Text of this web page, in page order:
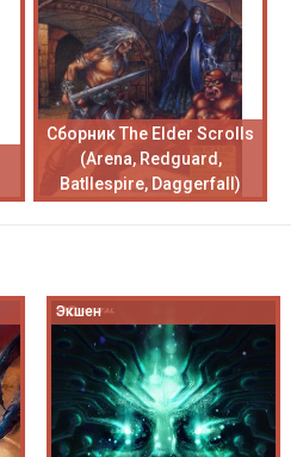
Сборник The Elder Scrolls
(Arena, Redguard,
Batllespire, Daggerfall)
Экшен